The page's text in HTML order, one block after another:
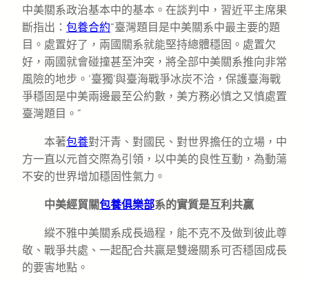
中美關系政治基本中的基本。在談判中，習近平主席果
斷指出： 包養合約“臺灣題目是中美關系中最主要的題
目。處置好了，兩國關系就能堅持總體穩固。處置欠
好，兩國就會碰撞甚至沖突，將全部中美關系推向非常
風險的地步。‘臺獨’與臺海戰爭冰炭不洽，保護臺海戰
爭穩固是中美兩邊最至公約數，美方務必慎之又慎處置
臺灣題目。”
本著包養對汗青、對國民、對世界擔任的立場，中
方一直以元首交際為引領，以中美的良性互動，為動蕩
不安的世界增加穩固性氣力。
中美經貿關包養俱樂部系的實質是互利共贏
縱不雅中美關系成長過程，能不克不及做到彼此尊
敬、戰爭共處、一起配合共贏是雙邊關系可否穩固成長
的要害地點。